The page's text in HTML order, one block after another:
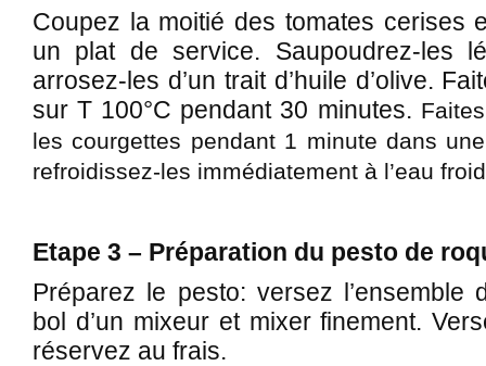
Coupez la moitié des tomates cerises
un plat de service. Saupoudrez-les
arrosez-les d’un trait d’huile d’olive.
sur T 100°C pendant 30 minutes.
les courgettes pendant 1 minute dans
refroidissez-les immédiatement à l’eau
Etape 3 – Préparation du pesto de
Préparez le pesto: versez l’ensemble
bol d’un mixeur et mixer finement.
réservez au frais.